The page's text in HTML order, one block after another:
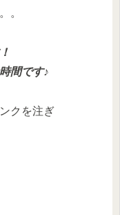
。
間です♪
クを注ぎ